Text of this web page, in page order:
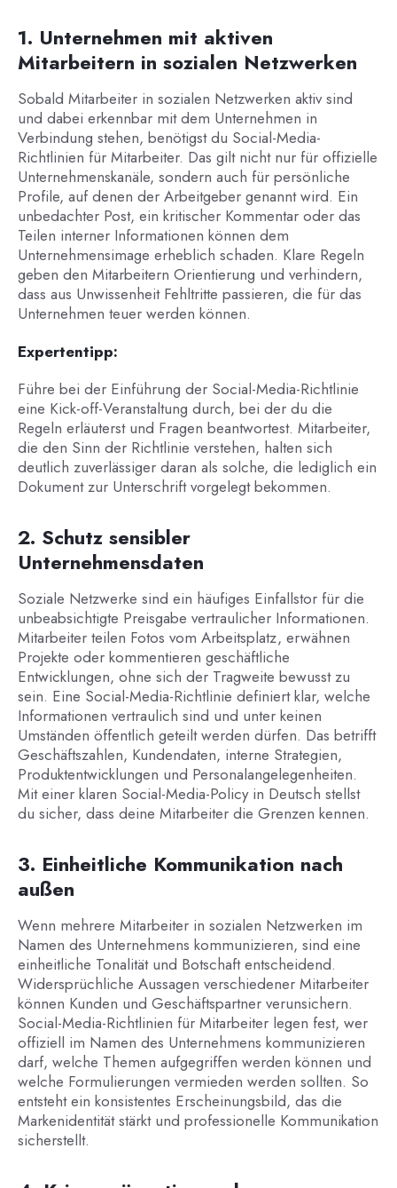
1. Unternehmen mit aktiven
Mitarbeitern in sozialen Netzwerken
Sobald Mitarbeiter in sozialen Netzwerken aktiv sind
und dabei erkennbar mit dem Unternehmen in
Verbindung stehen, benötigst du Social-Media-
Richtlinien für Mitarbeiter. Das gilt nicht nur für offizielle
Unternehmenskanäle, sondern auch für persönliche
Profile, auf denen der Arbeitgeber genannt wird. Ein
unbedachter Post, ein kritischer Kommentar oder das
Teilen interner Informationen können dem
Unternehmensimage erheblich schaden. Klare Regeln
geben den Mitarbeitern Orientierung und verhindern,
dass aus Unwissenheit Fehltritte passieren, die für das
Unternehmen teuer werden können.
Expertentipp:
Führe bei der Einführung der Social-Media-Richtlinie
eine Kick-off-Veranstaltung durch, bei der du die
Regeln erläuterst und Fragen beantwortest. Mitarbeiter,
die den Sinn der Richtlinie verstehen, halten sich
deutlich zuverlässiger daran als solche, die lediglich ein
Dokument zur Unterschrift vorgelegt bekommen.
2. Schutz sensibler
Unternehmensdaten
Soziale Netzwerke sind ein häufiges Einfallstor für die
unbeabsichtigte Preisgabe vertraulicher Informationen.
Mitarbeiter teilen Fotos vom Arbeitsplatz, erwähnen
Projekte oder kommentieren geschäftliche
Entwicklungen, ohne sich der Tragweite bewusst zu
sein. Eine Social-Media-Richtlinie definiert klar, welche
Informationen vertraulich sind und unter keinen
Umständen öffentlich geteilt werden dürfen. Das betrifft
Geschäftszahlen, Kundendaten, interne Strategien,
Produktentwicklungen und Personalangelegenheiten.
Mit einer klaren Social-Media-Policy in Deutsch stellst
du sicher, dass deine Mitarbeiter die Grenzen kennen.
3. Einheitliche Kommunikation nach
außen
Wenn mehrere Mitarbeiter in sozialen Netzwerken im
Namen des Unternehmens kommunizieren, sind eine
einheitliche Tonalität und Botschaft entscheidend.
Widersprüchliche Aussagen verschiedener Mitarbeiter
können Kunden und Geschäftspartner verunsichern.
Social-Media-Richtlinien für Mitarbeiter legen fest, wer
offiziell im Namen des Unternehmens kommunizieren
darf, welche Themen aufgegriffen werden können und
welche Formulierungen vermieden werden sollten. So
entsteht ein konsistentes Erscheinungsbild, das die
Markenidentität stärkt und professionelle Kommunikation
sicherstellt.